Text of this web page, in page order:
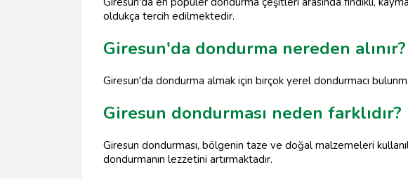
oldukça tercih edilmektedir.
Giresun'da dondurma nereden alınır?
Giresun'da dondurma almak için birçok yerel dondurmacı
Giresun dondurması neden farklıdır?
Giresun dondurması, bölgenin taze ve doğal malzemeleri
dondurmanın lezzetini artırmaktadır.